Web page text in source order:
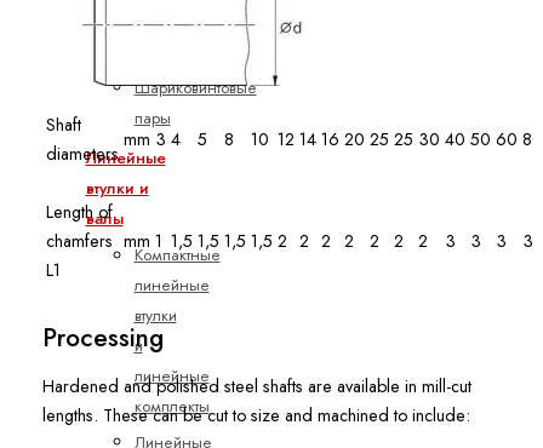
планетарных
Шариковинтовые
пары
Линейные
втулки и
валы
Компактные
линейные
втулки
и
линейные
комплекты
Линейные
Shaft
diameters
mm 3 4 5 8 10 12 14 16 20 25 25 30 40 50 60 80
Length of
chamfers
L1
mm 1 1,5 1,5 1,5 1,5 2 2 2 2 2 2 2 3 3 3 3
Processing
Hardened and polished steel shafts are available in mill-cut
lengths. These can be cut to size and machined to include: